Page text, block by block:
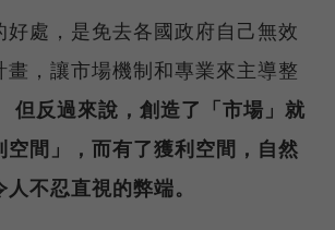
好處，是免去各國政府自己無效
畫，讓市場機制和專業來主導整
但反過來說，創造了「市場」就
空間」，而有了獲利空間，自然
不忍直視的弊端。